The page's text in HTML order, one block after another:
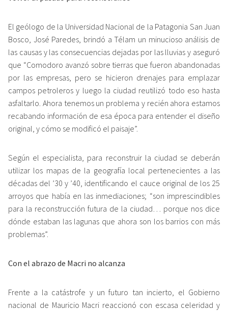
El geólogo de la Universidad Nacional de la Patagonia San Juan
Bosco, José Paredes, brindó a Télam un minucioso análisis de
las causas y las consecuencias dejadas por las lluvias y aseguró
que “Comodoro avanzó sobre tierras que fueron abandonadas
por las empresas, pero se hicieron drenajes para emplazar
campos petroleros y luego la ciudad reutilizó todo eso hasta
asfaltarlo. Ahora tenemos un problema y recién ahora estamos
recabando información de esa época para entender el diseño
original, y cómo se modificó el paisaje”.
Según el especialista, para reconstruir la ciudad se deberán
utilizar los mapas de la geografía local pertenecientes a las
décadas del ’30 y ’40, identificando el cauce original de los 25
arroyos que había en las inmediaciones; “son imprescindibles
para la reconstrucción futura de la ciudad… porque nos dice
dónde estaban las lagunas que ahora son los barrios con más
problemas”.
Con el abrazo de Macri no alcanza
Frente a la catástrofe y un futuro tan incierto, el Gobierno
nacional de Mauricio Macri reaccionó con escasa celeridad y